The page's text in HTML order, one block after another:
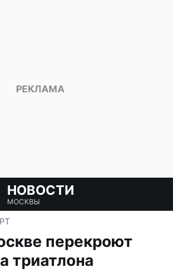
НОВОСТИ
МОСКВЫ
перекроют
триатлона